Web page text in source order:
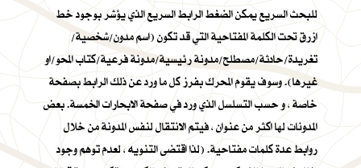
للبحث السريع يمكن الضغط الرابط السريع الذي يؤشر بوجود خط
ازرق تحت الكلمة المفتاحية التي قد تكون (اسم مدون/شخصية/
تغريدة/حادثة/مصطلح/مدونة رئيسية/مدونة فرعية/كتاب المحو/او
غيرها). وسوف يقوم المحرك بفرز كل ما ورد عن ذلك الرابط بصفحة
خاصة ، و حسب التسلسل الذي ورد في صفحة الابحارات الخمسة. بعض
المدونات لها اكثر من عنوان ، فيتم الانتقال لنفس المدونة من خلال
روابط عدة كلمات مفتاحية. (لذا اقتضى التنويه ، لعدم توهم وجود